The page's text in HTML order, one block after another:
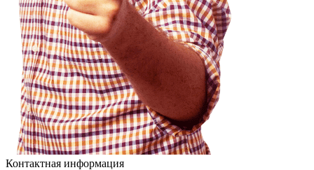
Контактная информация